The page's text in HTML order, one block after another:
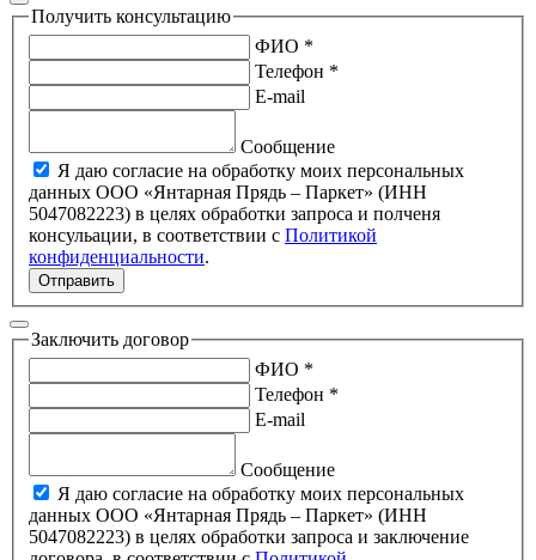
Получить консультацию
ФИО *
Телефон *
E-mail
Сообщение
Я даю согласие на обработку моих персональных
данных ООО «Янтарная Прядь – Паркет» (ИНН
5047082223) в целях обработки запроса и полченя
консульации, в соответствии с Политикой
конфиденциальности.
Отправить
Заключить договор
ФИО *
Телефон *
E-mail
Сообщение
Я даю согласие на обработку моих персональных
данных ООО «Янтарная Прядь – Паркет» (ИНН
5047082223) в целях обработки запроса и заключение